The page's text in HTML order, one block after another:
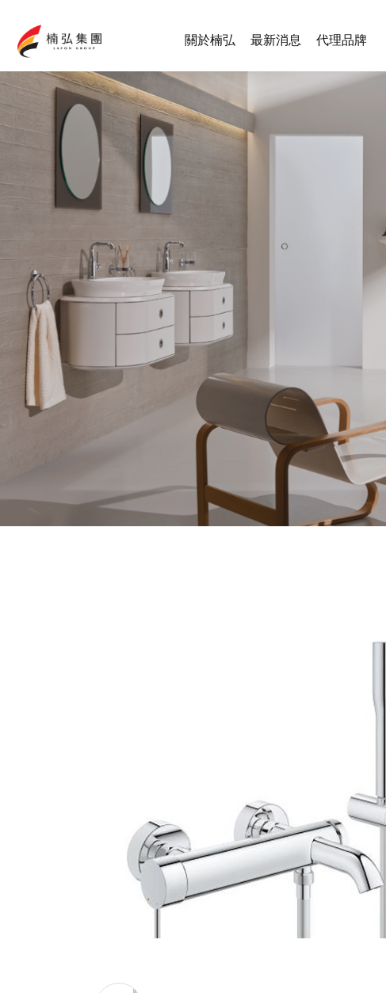
關於楠弘 最新消息 代理品牌